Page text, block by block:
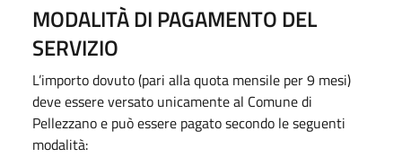
MODALITÀ DI PAGAMENTO DEL
SERVIZIO
L’importo dovuto (pari alla quota mensile per 9 mesi)
deve essere versato unicamente al Comune di
Pellezzano e può essere pagato secondo le seguenti
modalità: